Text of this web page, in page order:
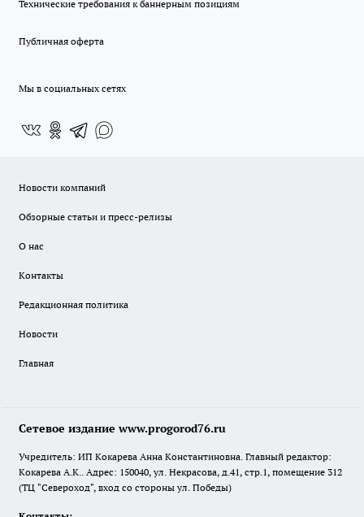
Технические требования к баннерным позициям
Публичная оферта
Мы в социальных сетях
Новости компаний
Обзорные статьи и пресс-релизы
О нас
Контакты
Редакционная политика
Новости
Главная
Сетевое издание www.progorod76.ru
Учредитель: ИП Кокарева Анна Константиновна. Главный редактор:
Кокарева А.К.. Адрес: 150040, ул. Некрасова, д.41, стр.1, помещение 312
(ТЦ "Североход", вход со стороны ул. Победы)